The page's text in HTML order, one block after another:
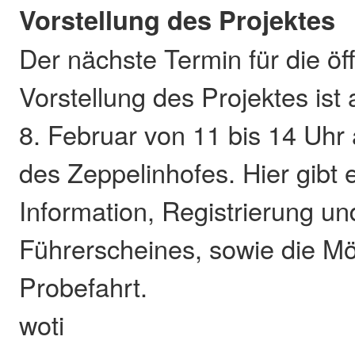
Vorstellung des Projektes
Der nächste Termin für die
Vorstellung des Projektes ist
8. Februar von 11 bis 14
des Zeppelinhofes. Hier gibt
Information, Registrierung
Führerscheines, sowie die
Probefahrt.
woti